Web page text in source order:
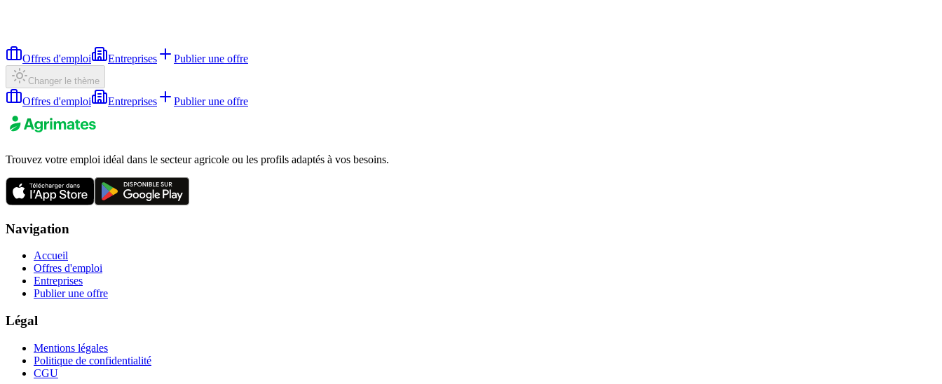
Offres d'emploi Entreprises Publier une offre
Changer le thème
Offres d'emploi Entreprises Publier une offre
Trouvez votre emploi idéal dans le secteur agricole ou les profils adaptés à vos besoins.
Navigation
Accueil
Offres d'emploi
Entreprises
Publier une offre
Légal
Mentions légales
Politique de confidentialité
CGU